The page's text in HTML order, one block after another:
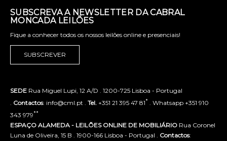
SUBSCREVA A NEWSLETTER DA CABRAL
MONCADA LEILÕES
Fique a conhecer todos os nossos leilões online e presenciais!
SUBSCREVER
SEDE Rua Miguel Lupi, 12 A/D . 1200-725 Lisboa - Portugal
Contactos: info@cml.pt . Tel. +351 21 395 47 81* . Whatsapp +351 910
343 979**
ESPAÇO ALAMEDA - LEILÕES ONLINE DE MOBILIÁRIO Rua Coronel
Luna de Oliveira, 15 B . 1900-166 Lisboa - Portugal . Contactos: